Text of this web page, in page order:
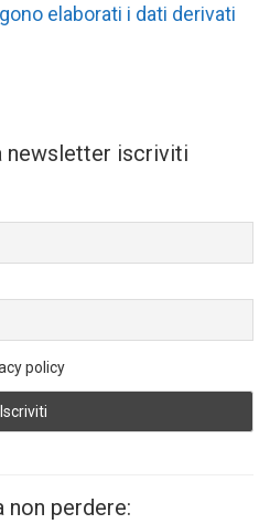
elaborati i dati derivati
newsletter iscriviti
policy
non perdere: